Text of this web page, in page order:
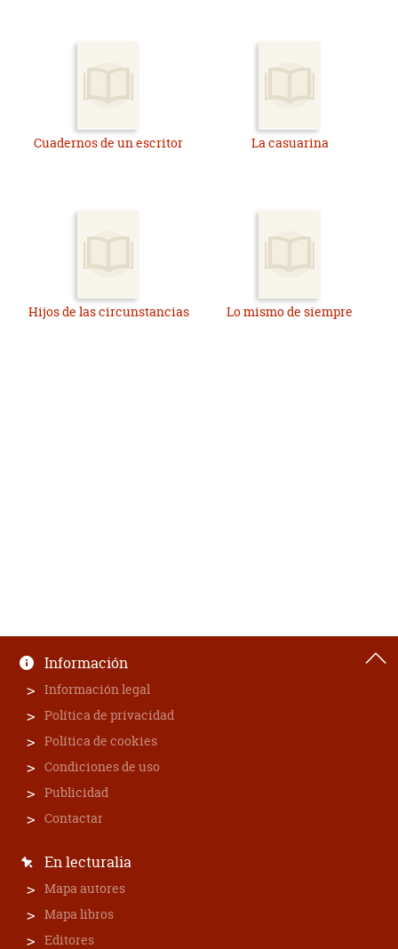
Cuadernos de un escritor La casuarina
Hijos de las circunstancias Lo mismo de siempre
Información
Información legal
Política de privacidad
Política de cookies
Condiciones de uso
Publicidad
Contactar
En lecturalia
Mapa autores
Mapa libros
Editores